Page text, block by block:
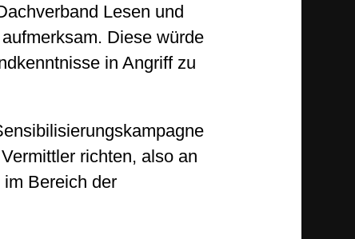
Lesen und
Diese würde
in Angriff zu
richten, also an
Bereich der